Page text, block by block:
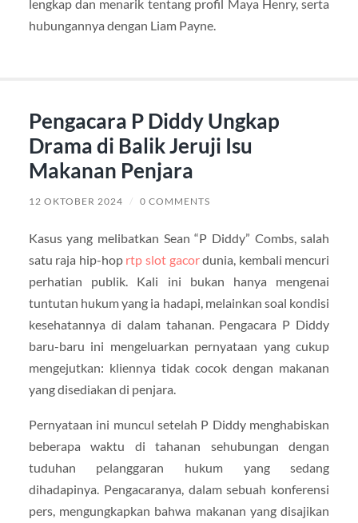
lengkap dan menarik tentang profil Maya Henry, serta
hubungannya dengan Liam Payne.
Pengacara P Diddy Ungkap
Drama di Balik Jeruji Isu
Makanan Penjara
12 OKTOBER 2024 / 0 COMMENTS
Kasus yang melibatkan Sean “P Diddy” Combs, salah
satu raja hip-hop rtp slot gacordunia, kembali mencuri
perhatian publik. Kali ini bukan hanya mengenai
tuntutan hukum yang ia hadapi, melainkan soal kondisi
kesehatannya di dalam tahanan. Pengacara P Diddy
baru-baru ini mengeluarkan pernyataan yang cukup
mengejutkan: kliennya tidak cocok dengan makanan
yang disediakan di penjara.
Pernyataan ini muncul setelah P Diddy menghabiskan
beberapa waktu di tahanan sehubungan dengan
tuduhan pelanggaran hukum yang sedang
dihadapinya. Pengacaranya, dalam sebuah konferensi
pers, mengungkapkan bahwa makanan yang disajikan